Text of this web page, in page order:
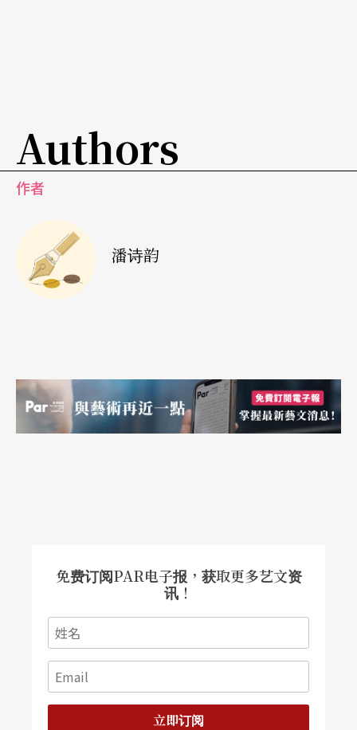
政总监丁乃竺一直在旁专注聆听，她回应道：「很
内在的精神层次，能不能利用外在的状态呈现……
其实戏剧对我们来讲是一个平台，舞台，透过它的
方说，《水中之书》或之前的一些演出，他（赖声
川）主要呈现的是『执著』，人对于现象的执著，
一步怎么做？」她强调，「真真正正你要达到的是
核心的精神。」
跟她再见，能够想到无常，想到要活在当下，会希
望好好的过每一分每一秒。「人的一生很有限，每
天遇上的机遇有很多，你不好好去看待的话，就会
失去它。这是佛教吗？这是common sense（常
识）。对我来讲，很多佛法就是常识。佛法的常识
包含了很多一般人都在逃避的常识，例如对物质的
Authors
作者
潘诗韵
免费订阅PAR电子报，获取更多艺文资
讯！
立即订阅